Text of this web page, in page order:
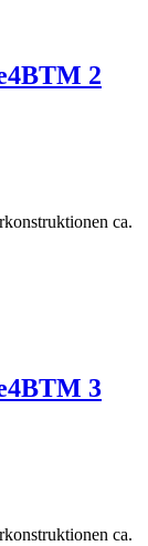
2
ca.
3
ca.